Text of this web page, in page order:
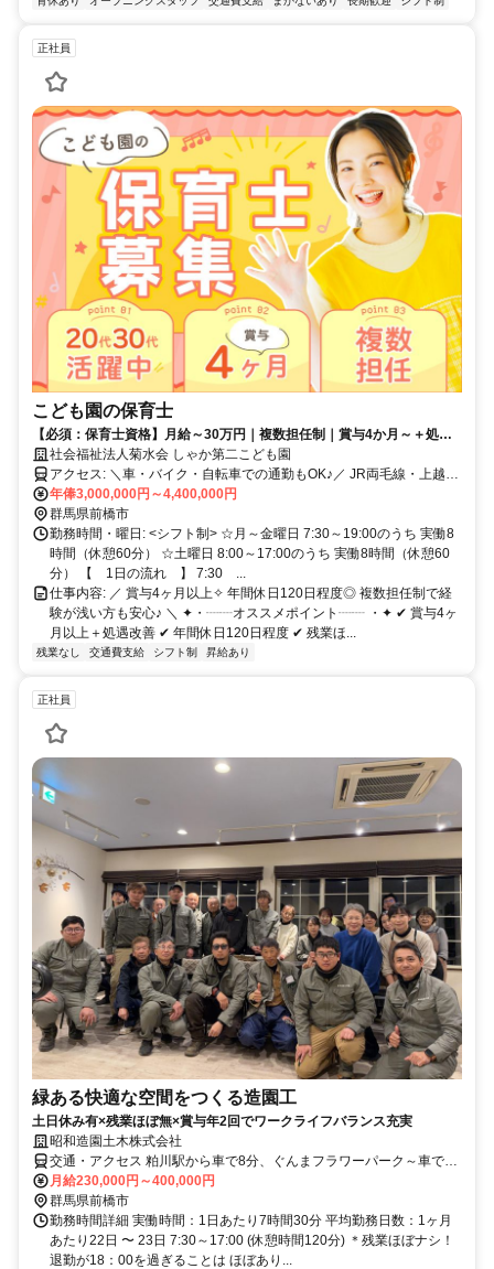
正社員
こども園の保育士
【必須：保育士資格】月給～30万円｜複数担任制｜賞与4か月～＋処遇
改善｜リフレッシュ休暇あり｜20代30代女性活躍中
社会福祉法人菊水会 しゃか第二こども園
アクセス: ＼車・バイク・自転車での通勤もOK♪／ JR両毛線・上越線
「新前橋駅」より徒歩16分
年俸3,000,000円～4,400,000円
群馬県前橋市
勤務時間・曜日: <シフト制> ☆月～金曜日 7:30～19:00のうち 実働8
時間（休憩60分） ☆土曜日 8:00～17:00のうち 実働8時間（休憩60
分） 【 1日の流れ 】 7:30 ...
仕事内容: ／ 賞与4ヶ月以上✧ 年間休日120日程度◎ 複数担任制で経
験が浅い方も安心♪ ＼ ✦・┈┈オススメポイント┈┈ ・✦ ✔ 賞与4ヶ
月以上＋処遇改善 ✔ 年間休日120日程度 ✔ 残業ほ...
残業なし 交通費支給 シフト制 昇給あり
正社員
緑ある快適な空間をつくる造園工
土日休み有×残業ほぼ無×賞与年2回でワークライフバランス充実
昭和造園土木株式会社
交通・アクセス 粕川駅から車で8分、ぐんまフラワーパーク～車で5
分
月給230,000円～400,000円
群馬県前橋市
勤務時間詳細 実働時間：1日あたり7時間30分 平均勤務日数：1ヶ月
あたり22日 〜 23日 7:30～17:00 (休憩時間120分) ＊残業ほぼナシ！
退勤が18：00を過ぎることは ほぼあり...